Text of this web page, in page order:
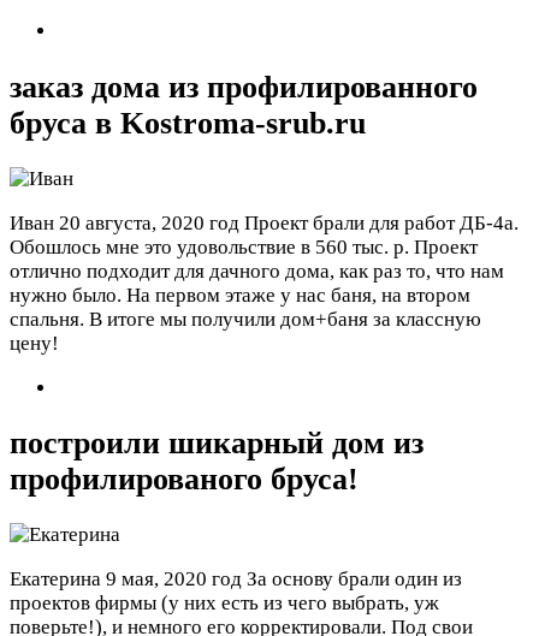
заказ дома из профилированного
бруса в Kostroma-srub.ru
Иван 20 августа, 2020 год Проект брали для работ ДБ-4а.
Обошлось мне это удовольствие в 560 тыс. р. Проект
отлично подходит для дачного дома, как раз то, что нам
нужно было. На первом этаже у нас баня, на втором
спальня. В итоге мы получили дом+баня за классную
цену!
построили шикарный дом из
профилированого бруса!
Екатерина 9 мая, 2020 год За основу брали один из
проектов фирмы (у них есть из чего выбрать, уж
поверьте!), и немного его корректировали. Под свои